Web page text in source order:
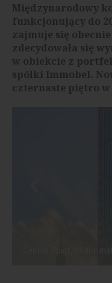
Międzynarodowy
funkcjonujący do
zajmuje się
zdecydowała się
w obiekcie z
spółki Immobel.
czternaste piętro